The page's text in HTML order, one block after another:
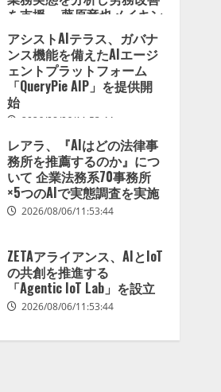
を支援。 藤原竜也メイキン
グ動画公開 「もしAIが自分
を分析したら、すぐ休めと
言われる自信がある」「昨
年の夏はカブトムシを捕ま
えたり、虫と戦ったり…」
アシストAIテラス、ガバナ
ンス機能を備えたAIエージ
ェントプラットフォーム
「QueryPie AIP」を提供開
始
2026/08/06/11:53:44
レアラ、『AIはどの法律事
務所を推薦するのか』につ
いて 企業法務系70事務所
×5つのAIで実態調査を実施
2026/08/06/11:53:44
ZETAアライアンス、AIとIoT
の共創を推進する
「Agentic IoT Lab」を設立
2026/08/06/11:53:44